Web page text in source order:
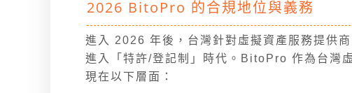
2026 BitoPro 的合規地位與義務
進入 2026 年後，台灣針對虛擬資產服務提供
進入「特許/登記制」時代。BitoPro 作為台灣
現在以下層面：